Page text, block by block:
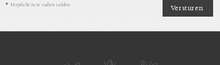
* Verplicht in te vullen velden